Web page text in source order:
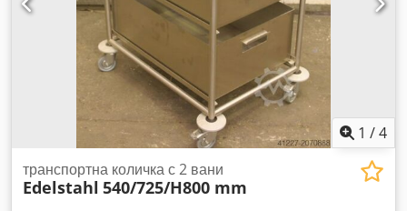
1 /4
транспортна количка с 2 вани
Edelstahl 540/725/H800 mm